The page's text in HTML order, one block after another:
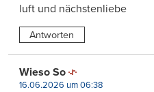
luft und nächstenliebe
Antworten
Wieso So
16.06.2026 um 06:38